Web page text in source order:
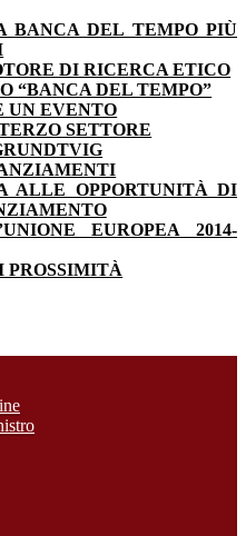
BANCA DEL TEMPO PIÙ
DI RICERCA ETICO
“BANCA DEL TEMPO”
UN EVENTO
SETTORE
ALLE OPPORTUNITÀ DI
EUROPEA 2014-
PROSSIMITÀ